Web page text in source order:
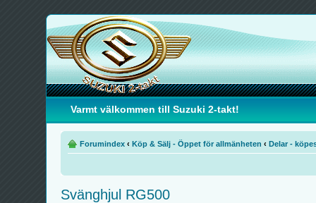
Varmt välkommen till Suzuki 2-takt!
Forumindex ‹ Köp & Sälj - Öppet för allmänheten ‹ Delar -
Svänghjul RG500